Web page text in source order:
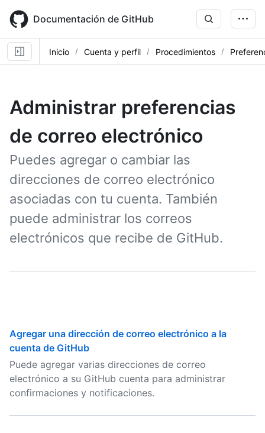
main
content
Documentación de GitHub
Inicio Cuenta y perfil Procedimientos
Administrar preferencias
de correo electrónico
Puedes agregar o cambiar las
direcciones de correo electrónico
asociadas con tu cuenta. También
puede administrar los correos
electrónicos que recibe de GitHub.
Agregar una dirección de correo electrónico a la
cuenta de GitHub
Puede agregar varias direcciones de correo
electrónico a su GitHub cuenta para administrar
confirmaciones y notificaciones.